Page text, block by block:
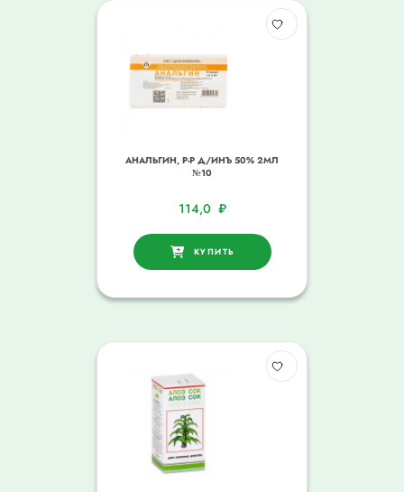
АНАЛЬГИН, Р-Р Д/ИНЪ 50% 2МЛ
№10
114,0 ₽
КУПИТЬ